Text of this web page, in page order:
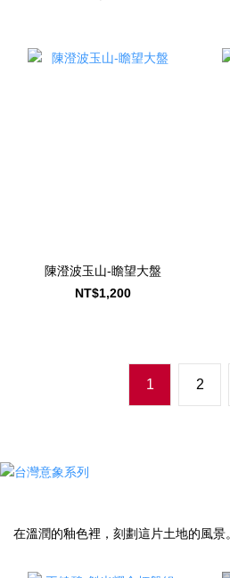
陳澄波玉山-瞻望大盤
NT$1,200
1 2
在溫潤的釉色裡，刻劃這片土地的風景。